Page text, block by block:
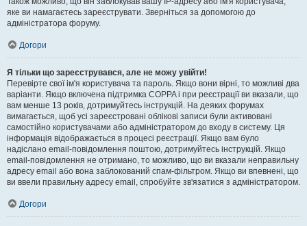
яке ви намагаєтесь зареєструвати. Зверніться за допомогою до
адміністратора форуму.
Догори
Я тільки що зареєструвався, але не можу увійти!
Перевірте свої ім'я користувача та пароль. Якщо вони вірні, то можливі два
варіанти. Якщо включена підтримка COPPA і при реєстрації ви вказали, що
вам менше 13 років, дотримуйтесь інструкцій. На деяких форумах
вимагається, щоб усі зареєстровані облікові записи були активовані
самостійно користувачами або адміністратором до входу в систему. Ця
інформація відображається в процесі реєстрації. Якщо вам було
надіслано email-повідомлення поштою, дотримуйтесь інструкцій. Якщо
email-повідомлення не отримано, то можливо, що ви вказали неправильну
адресу email або вона заблокований спам-фільтром. Якщо ви впевнені, що
ви ввели правильну адресу email, спробуйте зв'язатися з адміністратором.
Догори